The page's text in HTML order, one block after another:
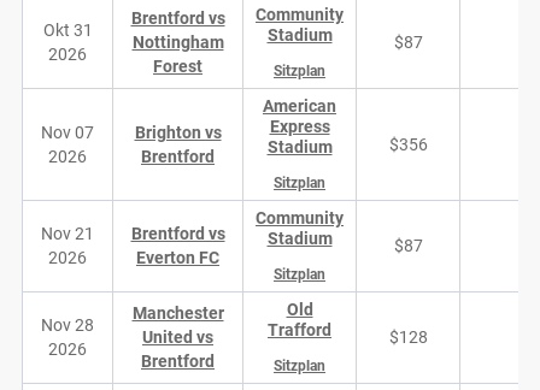
Okt 31
2026
Brentford vs
Nottingham
Forest
Community
Stadium
Sitzplan
$87
Nov 07
2026
Brighton vs
Brentford
American
Express
Stadium
Sitzplan
$356
Nov 21
2026
Brentford vs
Everton FC
Community
Stadium
Sitzplan
$87
Nov 28
2026
Manchester
United vs
Brentford
Old
Trafford
Sitzplan
$128